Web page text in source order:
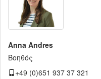
Anna Andres
Βοηθός
+49 (0)651 937 37 321